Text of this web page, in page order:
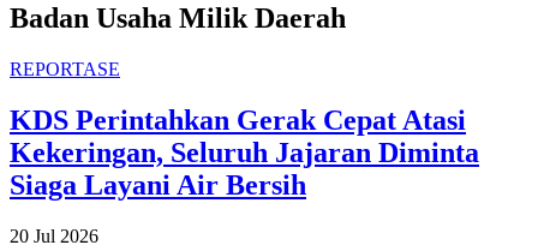
Badan Usaha Milik Daerah
REPORTASE
KDS Perintahkan Gerak Cepat Atasi
Kekeringan, Seluruh Jajaran Diminta
Siaga Layani Air Bersih
20 Jul 2026